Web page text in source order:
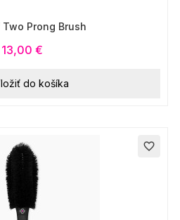
Prong Brush
13,00 €
do košíka
favorite_border